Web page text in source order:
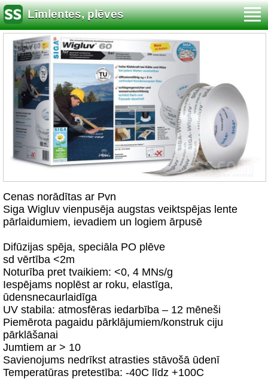
Līmlentes, plēves
Cenas norādītas ar Pvn
Siga Wigluv vienpusēja augstas veiktspējas lente
pārlaidumiem, ievadiem un logiem ārpusē
Difūzijas spēja, speciāla PO plēve
sd vērtība <2m
Noturība pret tvaikiem: <0, 4 MNs/g
Iespējams noplēst ar roku, elastīga,
ūdensnecaurlaidīga
UV stabila: atmosfēras iedarbība – 12 mēneši
Piemērota pagaidu pārklājumiem/konstruk ciju
pārklāšanai
Jumtiem ar > 10
Savienojums nedrīkst atrasties stāvošā ūdenī
Temperatūras pretestība: -40C līdz +100C